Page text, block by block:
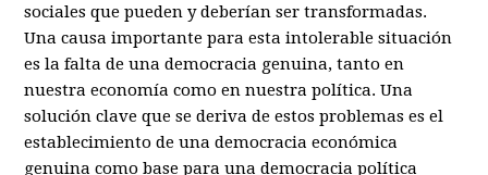
sociales que pueden y deberían ser transformadas.
Una causa importante para esta intolerable situación
es la falta de una democracia genuina, tanto en
nuestra economía como en nuestra política. Una
solución clave que se deriva de estos problemas es el
establecimiento de una democracia económica
genuina como base para una democracia política